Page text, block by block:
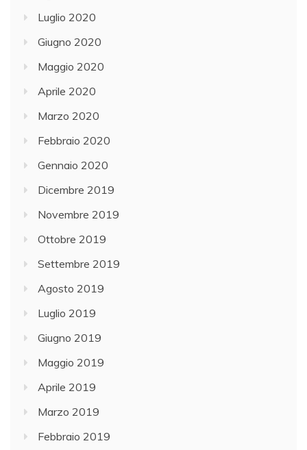
Luglio 2020
Giugno 2020
Maggio 2020
Aprile 2020
Marzo 2020
Febbraio 2020
Gennaio 2020
Dicembre 2019
Novembre 2019
Ottobre 2019
Settembre 2019
Agosto 2019
Luglio 2019
Giugno 2019
Maggio 2019
Aprile 2019
Marzo 2019
Febbraio 2019